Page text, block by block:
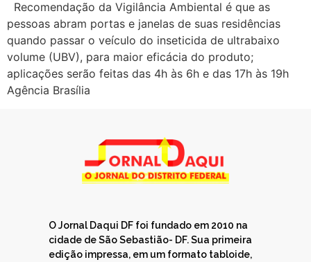
Recomendação da Vigilância Ambiental é que as
pessoas abram portas e janelas de suas residências
quando passar o veículo do inseticida de ultrabaixo
volume (UBV), para maior eficácia do produto;
aplicações serão feitas das 4h às 6h e das 17h às 19h
Agência Brasília
O Jornal Daqui DF foi fundado em 2010 na
cidade de São Sebastião- DF. Sua primeira
edição impressa, em um formato tabloide,